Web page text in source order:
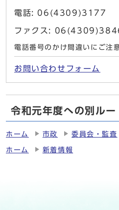
電話: 06(4309)3177
ファクス:
電話番号のかけ間違いにご注
お問い合わせフォーム
令和元年度への別ルー
ホーム 市政 委員会・監査
ホーム 新着情報